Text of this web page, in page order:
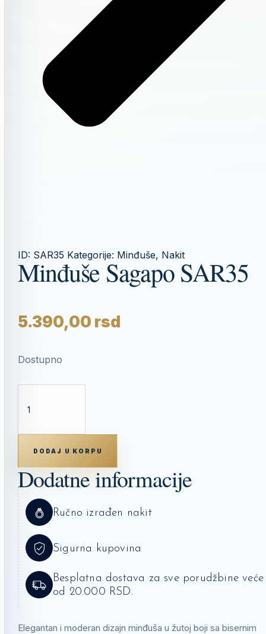
ID: SAR35 Kategorije: Minđuše, Nakit
Minđuše Sagapo SAR35
5.390,00 rsd
Dostupno
SAR35
KOLIČINA
DODAJ U KORPU
Dodatne informacije
Ručno izrađen nakit
Sigurna kupovina
Besplatna dostava za sve porudžbine veće
od 20.000 RSD.
Elegantan i moderan dizajn minđuša u žutoj boji sa bisernim